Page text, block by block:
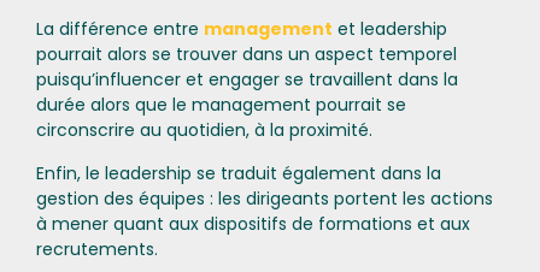
La différence entre management et leadership
pourrait alors se trouver dans un aspect temporel
puisqu’influencer et engager se travaillent dans la
durée alors que le management pourrait se
circonscrire au quotidien, à la proximité.
Enfin, le leadership se traduit également dans la
gestion des équipes : les dirigeants portent les actions
à mener quant aux dispositifs de formations et aux
recrutements.